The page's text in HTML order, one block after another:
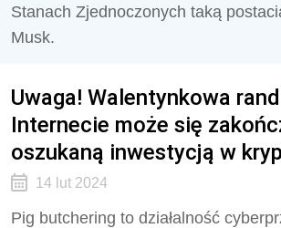
Stanach Zjednoczonych taką
Musk.
Uwaga! Walentynkowa
Internecie może się
oszukaną inwestycją w
14 lut 2024
Pig butchering to działalność